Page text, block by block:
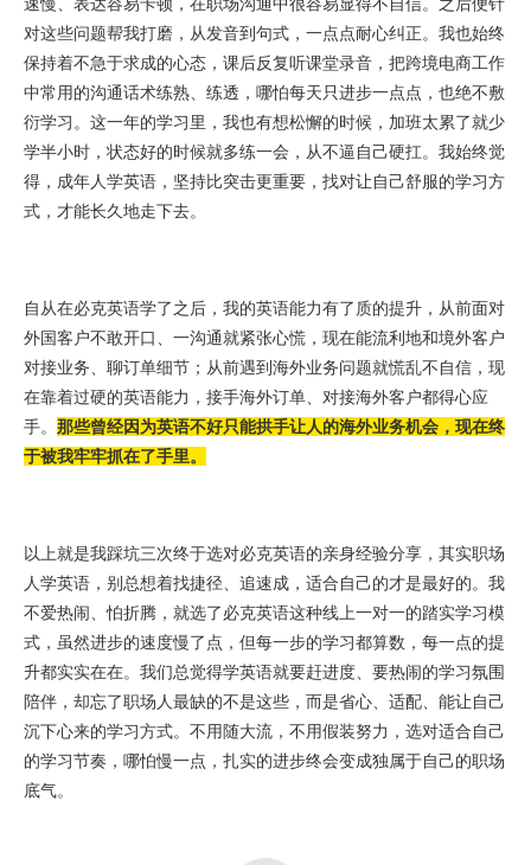
对这些问题帮我打磨，从发音到句式，一点点耐心纠正。我也始终
保持着不急于求成的心态，课后反复听课堂录音，把跨境电商工作
中常用的沟通话术练熟、练透，哪怕每天只进步一点点，也绝不敷
衍学习。这一年的学习里，我也有想松懈的时候，加班太累了就少
学半小时，状态好的时候就多练一会，从不逼自己硬扛。我始终觉
得，成年人学英语，坚持比突击更重要，找对让自己舒服的学习方
式，才能长久地走下去。
自从在必克英语学了之后，我的英语能力有了质的提升，从前面对
外国客户不敢开口、一沟通就紧张心慌，现在能流利地和境外客户
对接业务、聊订单细节；从前遇到海外业务问题就慌乱不自信，现
在靠着过硬的英语能力，接手海外订单、对接海外客户都得心应
手。 那些曾经因为英语不好只能拱手让人的海外业务机会，现在终
于被我牢牢抓在了手里。
以上就是我踩坑三次终于选对必克英语的亲身经验分享，其实职场
人学英语，别总想着找捷径、追速成，适合自己的才是最好的。我
不爱热闹、怕折腾，就选了必克英语这种线上一对一的踏实学习模
式，虽然进步的速度慢了点，但每一步的学习都算数，每一点的提
升都实实在在。我们总觉得学英语就要赶进度、要热闹的学习氛围
陪伴，却忘了职场人最缺的不是这些，而是省心、适配、能让自己
沉下心来的学习方式。不用随大流，不用假装努力，选对适合自己
的学习节奏，哪怕慢一点，扎实的进步终会变成独属于自己的职场
底气。